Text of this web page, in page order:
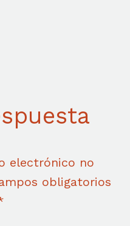
electrónico no
obligatorios